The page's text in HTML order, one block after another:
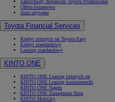
Oferta biznesowa
Auta używane
Toyota Financial Services
Kredyt niższych rat Toyota Easy
Kredyt standardowy
Leasing standardowy
KINTO ONE
KINTO ONE Leasing niższych rat
KINTO ONE Leasing konsumencki
KINTO ONE Najem
KINTO ONE Zarządzanie flotą
KINTO Mobility